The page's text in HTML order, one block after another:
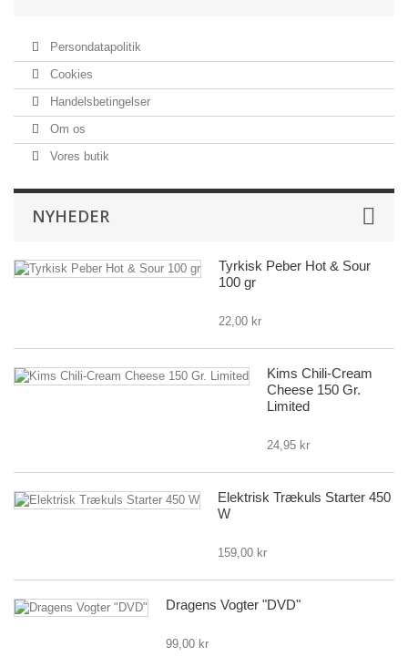
Persondatapolitik
Cookies
Handelsbetingelser
Om os
Vores butik
NYHEDER
Tyrkisk Peber Hot & Sour
100 gr
22,00 kr
Kims Chili-Cream
Cheese 150 Gr.
Limited
24,95 kr
Elektrisk Trækuls Starter 450
W
159,00 kr
Dragens Vogter "DVD"
99,00 kr